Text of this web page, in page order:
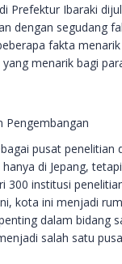
Prefektur Ibaraki
dengan segudang
fakta
menarik bagi
Pengembangan
pusat penelitian
di Jepang,
300 institusi
kota ini menjadi
dalam bidang
salah satu